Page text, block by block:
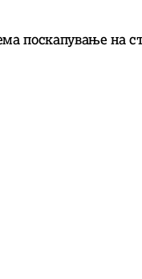
поскапување на